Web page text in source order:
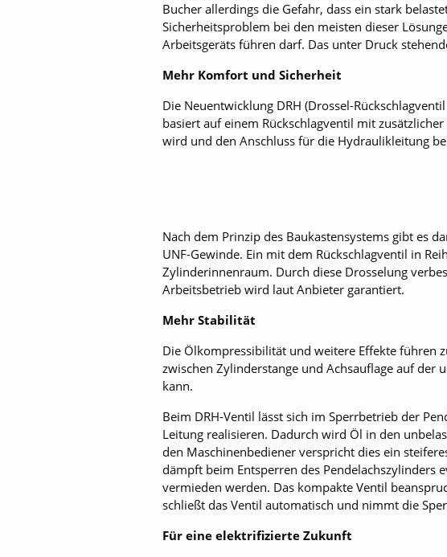
Bucher allerdings die Gefahr, dass ein stark
Sicherheitsproblem bei den meisten dieser
Arbeitsgeräts führen darf. Das unter Druck
Mehr Komfort und Sicherheit
Die Neuentwicklung DRH (Drossel-
basiert auf einem Rückschlagventil mit
wird und den Anschluss für die Hydraulikleitung
Nach dem Prinzip des Baukastensystems gibt es
UNF-Gewinde. Ein mit dem Rückschlagventil in
Zylinderinnenraum. Durch diese Drosselung
Arbeitsbetrieb wird laut Anbieter garantiert.
Mehr Stabilität
Die Ölkompressibilität und weitere Effekte führen
zwischen Zylinderstange und Achsauflage auf der
kann.
Beim DRH-Ventil lässt sich im Sperrbetrieb der
Leitung realisieren. Dadurch wird Öl in den
den Maschinenbediener verspricht dies ein
dämpft beim Entsperren des Pendel­achszylinders
vermieden werden. Das kompakte Ventil
schließt das Ventil automatisch und nimmt die
Für eine elektrifizierte Zukunft